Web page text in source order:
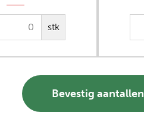
stk
Bevestig aantallen